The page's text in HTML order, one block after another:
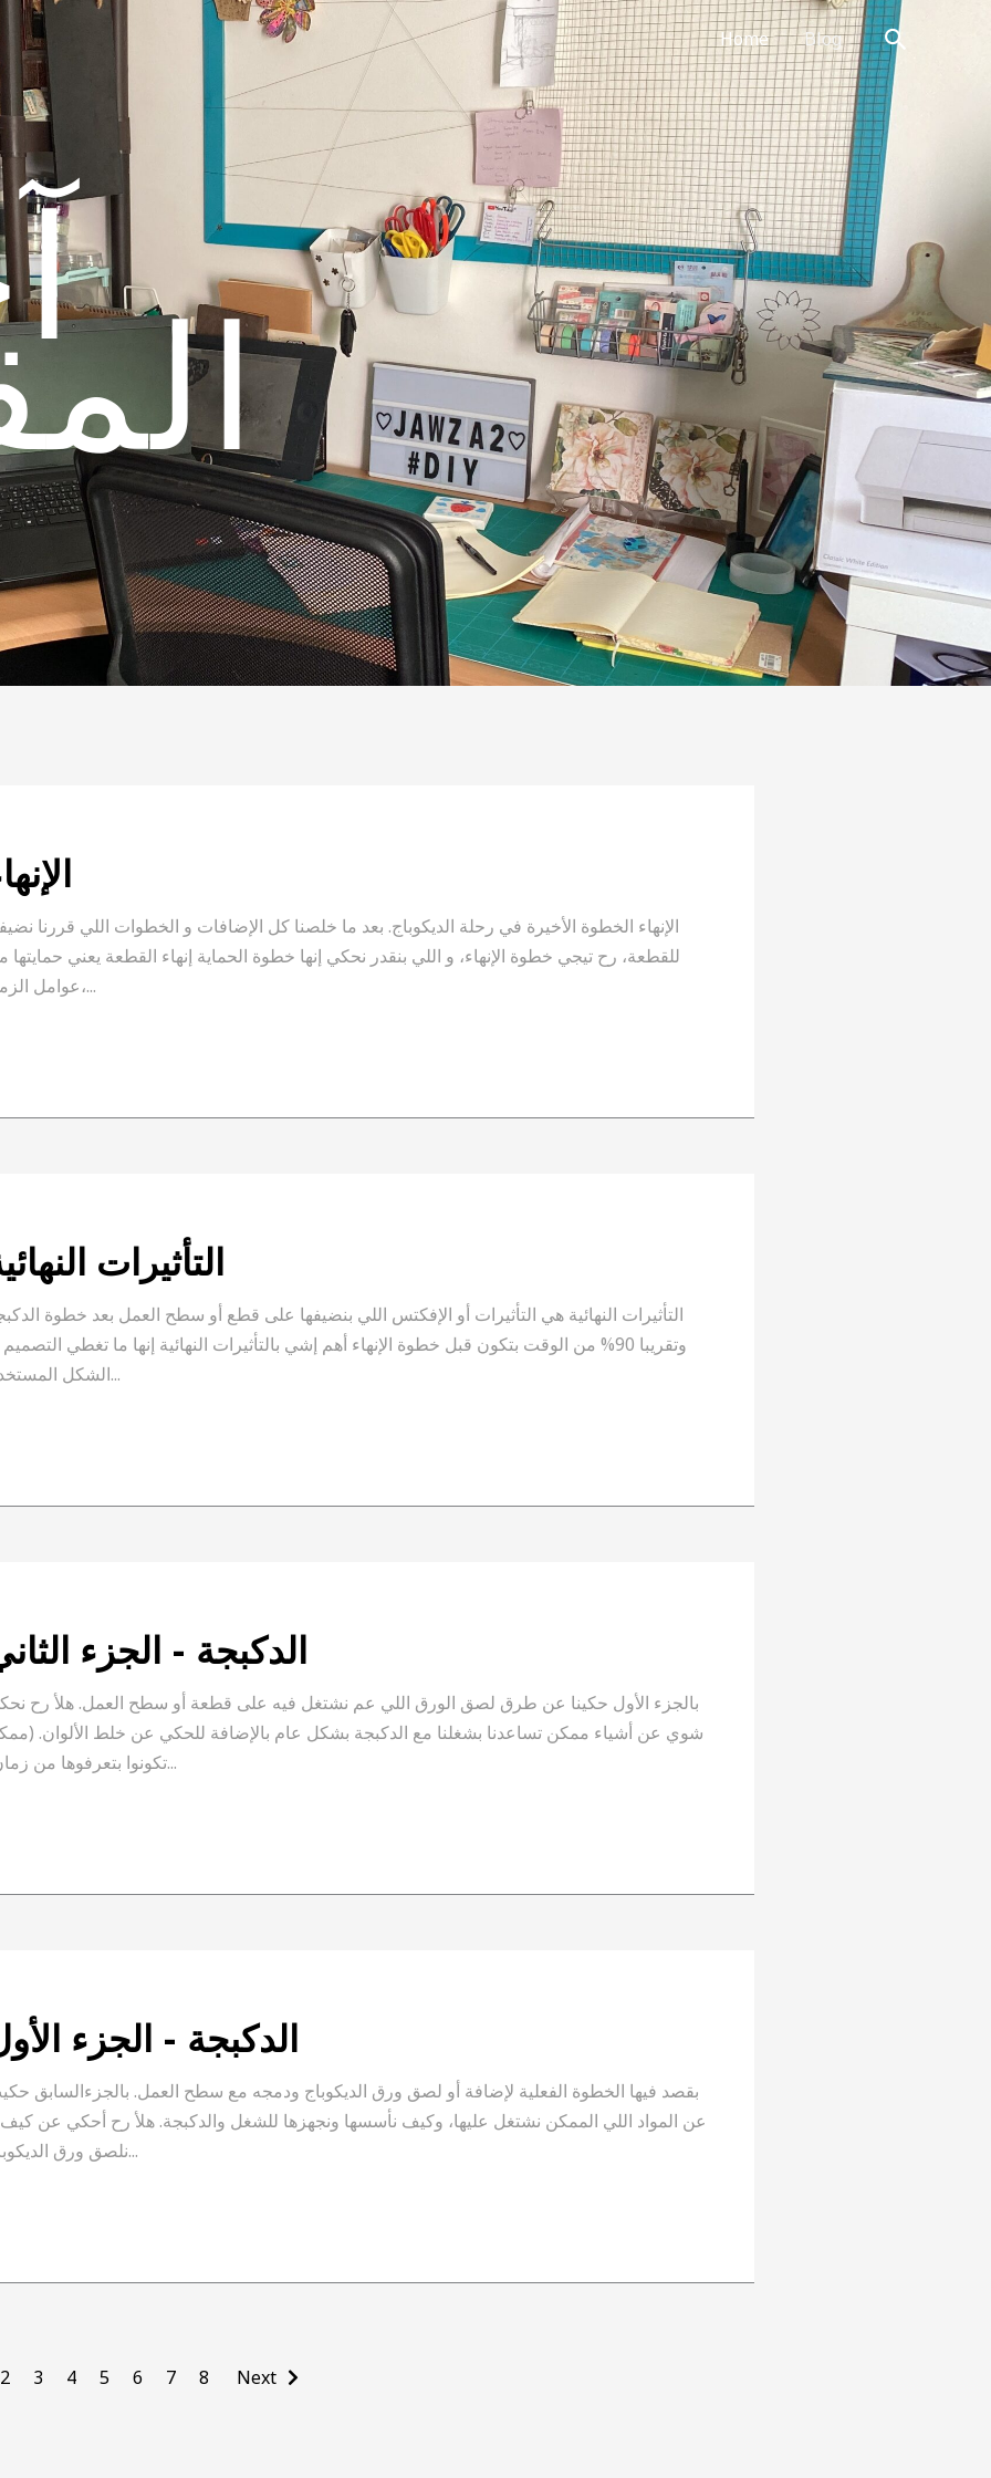
Home Blog Search
الإنهاء الخطوة الأخيرة في رحلة الديكوباج. بعد ما خلصنا كل الإضافات و الخطوات اللي قررنا
للقطعة، رح تيجي خطوة الإنهاء، و اللي بنقدر نحكي إنها خطوة الحماية إنهاء القطعة يعني حمايتها
عوامل الزمن،...
التأثيرات
التأثيرات النهائية هي التأثيرات أو الإفكتس اللي بنضيفها على قطع أو سطح العمل بعد خطوة
وتقريبا 90% من الوقت بتكون قبل خطوة الإنهاء أهم إشي بالتأثيرات النهائية إنها ما تغطي
الشكل المستخدم...
الدكبجة - الجزء
بالجزء الأول حكينا عن طرق لصق الورق اللي عم نشتغل فيه على قطعة أو سطح العمل. هلأ رح
شوي عن أشياء ممكن تساعدنا بشغلنا مع الدكبجة بشكل عام بالإضافة للحكي عن خلط الألوان.
تكونوا بتعرفوها من زمان)...
الدكبجة - الجزء
بقصد فيها الخطوة الفعلية لإضافة أو لصق ورق الديكوباج ودمجه مع سطح العمل. بالجزءالسابق
عن المواد اللي الممكن نشتغل عليها، وكيف نأسسها ونجهزها للشغل والدكبجة. هلأ رح أحكي عن
نلصق ورق الديكوباج...
2 3 4 5 6 7 8 Next